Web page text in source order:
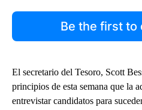
Be the first to
El secretario del Tesoro, Scott
principios de esta semana que la
entrevistar candidatos para